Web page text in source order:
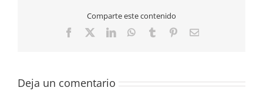
Comparte este contenido
Facebook LinkedInWhatsApp
TumblrPinterestCorreo
Deja un comentario